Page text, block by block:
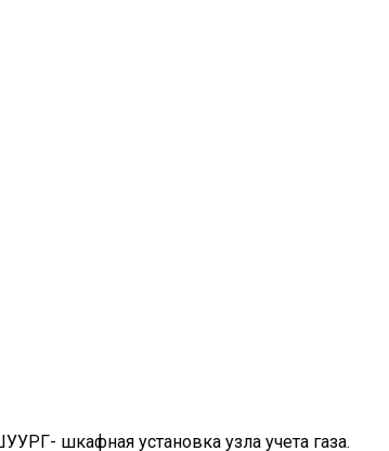
шкафная установка узла учета газа.